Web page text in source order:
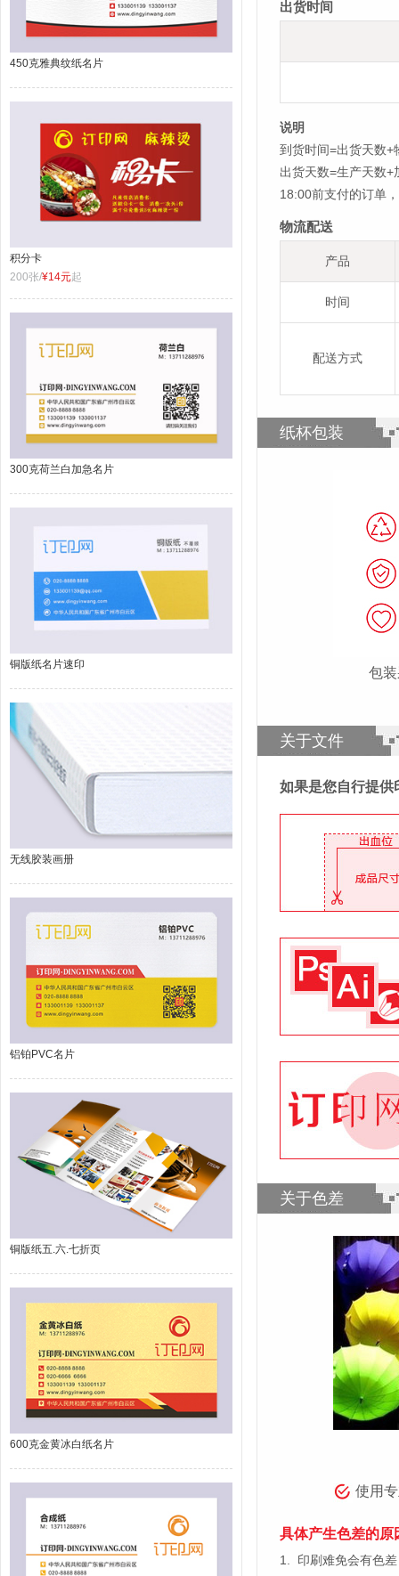
450克雅典纹纸名片
积分卡
200张/¥14元起
300克荷兰白加急名片
铜版纸名片速印
无线胶装画册
铝铂PVC名片
铜版纸五.六.七折页
600克金黄冰白纸名片
出货时间
说明
到货时间=出货天数+
出货天数=生产天数
18:00前支付的订单
物流配送
产品
时间
配送方式
纸杯包装
包
关于文件
如果是您自行提供
关于色差
使用
具体产生色差的原
1.
印刷难免会有色